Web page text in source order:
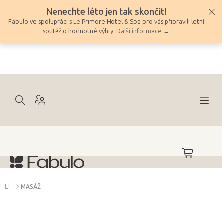
obsah
Nenechte léto jen tak skončit!
Fabulo ve spolupráci s Le Primore Hotel & Spa pro vás připravili letní
soutěž o hodnotné výhry. Další informace →
NÁKUPNÍ
KOŠÍK
Domů
MASÁŽ